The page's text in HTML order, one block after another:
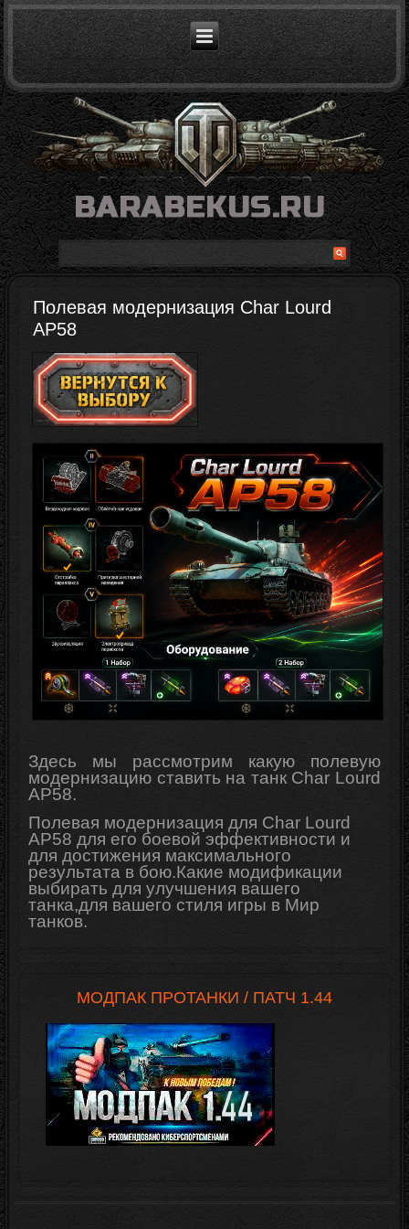
Полевая модернизация Char Lourd
AP58
Здесь мы рассмотрим какую полевую
модернизацию ставить на танк Char Lourd
AP58.
Полевая модернизация для Char Lourd
AP58 для его боевой эффективности и
для достижения максимального
результата в бою.Какие модификации
выбирать дляулучшения вашего
танка,для вашего стиля игры в Мир
танков.
МОДПАК ПРОТАНКИ / ПАТЧ 1.44